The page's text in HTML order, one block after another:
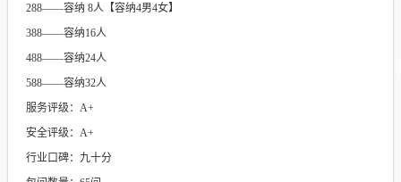
288——容纳 8人【容纳4男4女】
388——容纳16人
488——容纳24人
588——容纳32人
服务评级：A+
安全评级：A+
行业口碑：九十分